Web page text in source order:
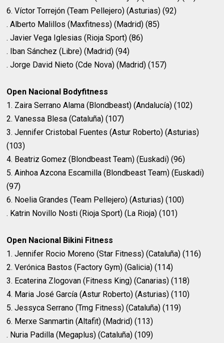
6. Víctor Torrejón (Team Pellejero) (Asturias) (92)
. Alberto Malillos (Maxfitness) (Madrid) (85)
. Javier Vega Iglesias (Rioja Sport) (86)
. Iban Sánchez (Libre) (Madrid) (94)
. Jorge David Nieto (Cde Nova) (Madrid) (157)
Open Nacional Bodyfitness
1. Zaira Serrano Alama (Blondbeast) (Andalucía) (102)
2. Vanessa Blesa (Cataluña) (107)
3. Jennifer Cristobal Fuentes (Astur Roberto) (Asturias)
(103)
4. Beatriz Gomez (Blondbeast Team) (Euskadi) (96)
5. Ainhoa Azcona Escamilla (Blondbeast Team) (Euskadi)
(97)
6. Noelia Grandes (Team Pellejero) (Asturias) (100)
. Katrin Novillo Nosti (Rioja Sport) (La Rioja) (101)
Open Nacional Bikini Fitness
1. Jennifer Rocio Moreno (Star Fitness) (Cataluña) (116)
2. Verónica Bastos (Factory Gym) (Galicia) (114)
3. Ecaterina Zlogovan (Fitness King) (Canarias) (118)
4. Maria José García (Astur Roberto) (Asturias) (110)
5. Jessyca Serrano (Tmg Fitness) (Cataluña) (119)
6. Merxe Sanmartin (Altafit) (Madrid) (113)
. Nuria Padilla (Megaplus) (Cataluña) (109)